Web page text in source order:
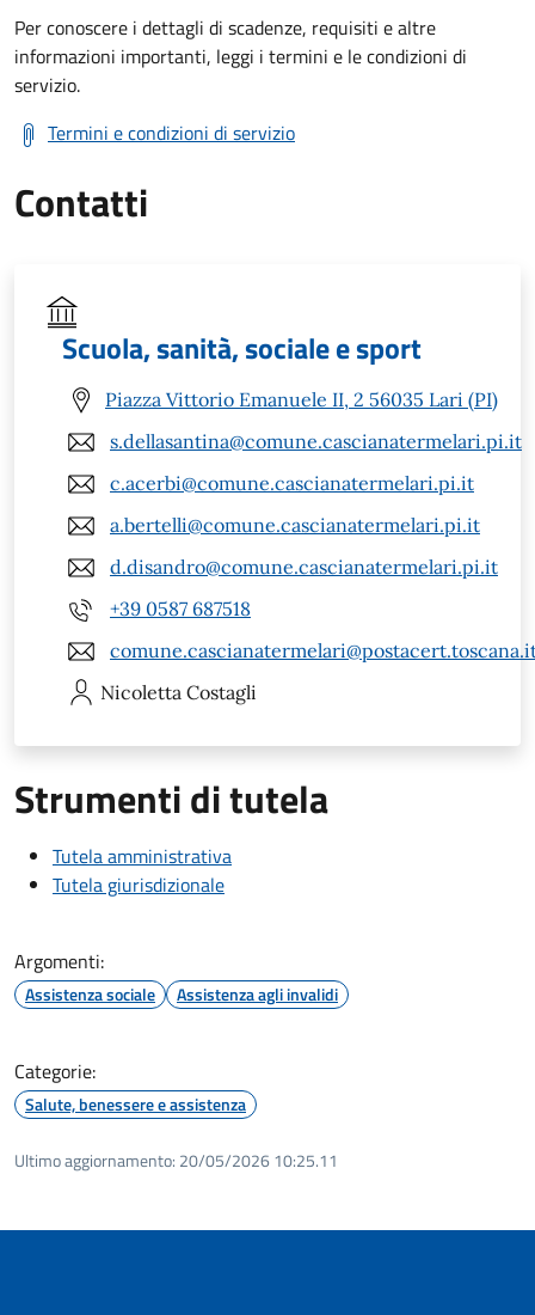
Per conoscere i dettagli di scadenze, requisiti e altre
informazioni importanti, leggi i termini e le condizioni di
servizio.
Termini e condizioni di servizio
Contatti
Scuola, sanità, sociale e sport
Piazza Vittorio Emanuele II, 2 56035 Lari (PI)
s.dellasantina@comune.cascianatermelari.pi.it
c.acerbi@comune.cascianatermelari.pi.it
a.bertelli@comune.cascianatermelari.pi.it
d.disandro@comune.cascianatermelari.pi.it
+39 0587 687518
Nicoletta Costagli
Strumenti di tutela
Tutela amministrativa
Tutela giurisdizionale
Argomenti:
Assistenza sociale Assistenza agli invalidi
Categorie:
Salute, benessere e assistenza
Ultimo aggiornamento: 20/05/2026 10:25.11